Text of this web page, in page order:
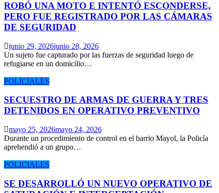
ROBÓ UNA MOTO E INTENTÓ ESCONDERSE,
PERO FUE REGISTRADO POR LAS CÁMARAS
DE SEGURIDAD
junio 29, 2026junio 28, 2026
Un sujeto fue capturado por las fuerzas de seguridad luego de
refugiarse en un domicilio…
POLICIALES
SECUESTRO DE ARMAS DE GUERRA Y TRES
DETENIDOS EN OPERATIVO PREVENTIVO
mayo 25, 2026mayo 24, 2026
Durante un procedimiento de control en el barrio Mayol, la Policía
aprehendió a un grupo…
POLICIALES
SE DESARROLLÓ UN NUEVO OPERATIVO DE